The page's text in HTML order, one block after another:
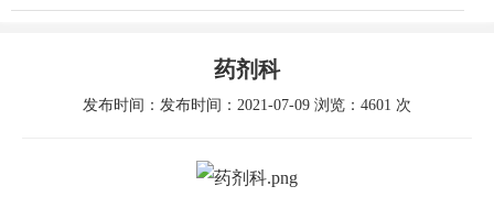
药剂科
发布时间：发布时间：2021-07-09 浏览：4601 次